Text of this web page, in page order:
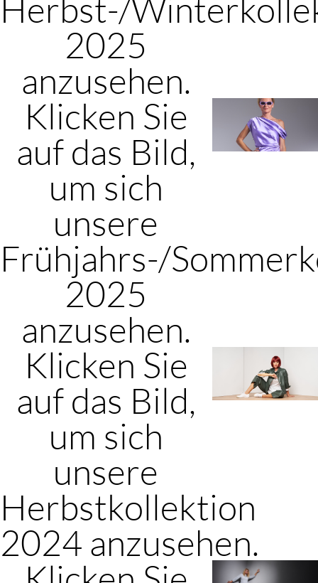
Herbst-/
2025
anzusehen.
Klicken Sie
auf das Bild,
um sich
unsere
Frühjahrs-/
2025
anzusehen.
Klicken Sie
auf das Bild,
um sich
unsere
Herbstkollektion
2024 anzusehen.